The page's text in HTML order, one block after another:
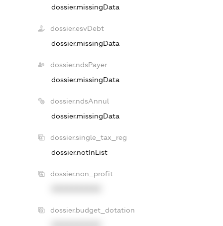
dossier.missingData
dossier.esvDebt
dossier.missingData
dossier.ndsPayer
dossier.missingData
dossier.ndsAnnul
dossier.missingData
dossier.single_tax_reg
dossier.notInList
dossier.non_profit
dossier.budget_dotation